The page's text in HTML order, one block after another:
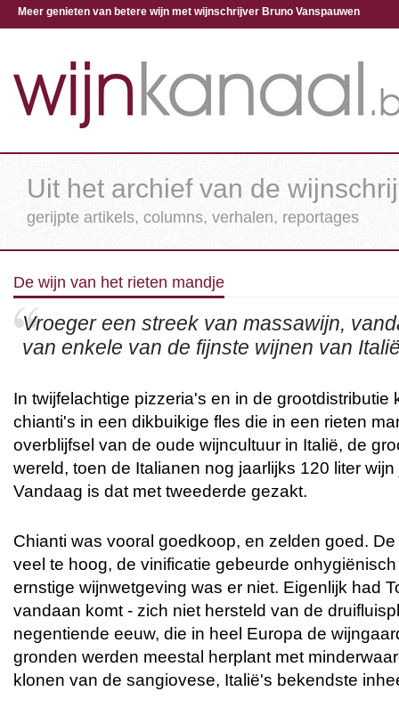
Meer genieten van betere wijn met wijnschrijver Bruno Vanspauwen
Uit het archief van de
gerijpte artikels, columns, verhalen, reportages
De wijn van het rieten mandje
Vroeger een streek van massawijn,
van enkele van de fijnste wijnen van
In twijfelachtige pizzeria's en in de grootdistributie
chianti's in een dikbuikige fles die in een rieten
overblijfsel van de oude wijncultuur in Italië, de
wereld, toen de Italianen nog jaarlijks 120 liter wijn
Vandaag is dat met tweederde gezakt.
Chianti was vooral goedkoop, en zelden goed.
veel te hoog, de vinificatie gebeurde
ernstige wijnwetgeving was er niet. Eigenlijk had
vandaan komt - zich niet hersteld van de
negentiende eeuw, die in heel Europa de
gronden werden meestal herplant met
klonen van de sangiovese, Italië's bekendste